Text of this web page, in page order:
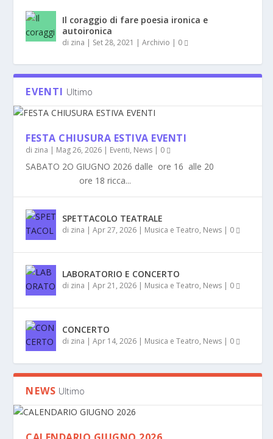
Il coraggio di fare poesia ironica e
autoironica
di zina | Set 28, 2021 |Archivio | 0
EVENTI Ultimo
FESTA CHIUSURA ESTIVA EVENTI
di zina | Mag 26, 2026 | Eventi, News | 0
SABATO 2O GIUGNO 2026 dalle ore 16 alle 20
ore 18 ricca...
SPETTACOLO TEATRALE
di zina |Apr 27, 2026 | Musica e Teatro, News | 0
LABORATORIO E CONCERTO
di zina |Apr 21, 2026 | Musica e Teatro, News | 0
CONCERTO
di zina |Apr 14, 2026 | Musica e Teatro, News | 0
NEWS Ultimo